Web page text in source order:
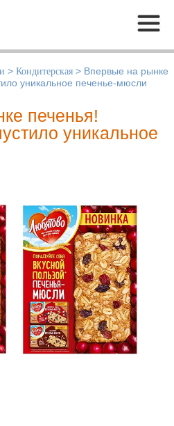
Меню
> Кондитерская > Впервые на рынке
уникальное печенье-мюсли
печенья!
уникальное